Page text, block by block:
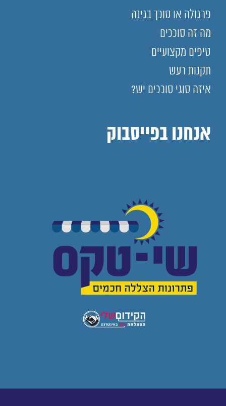
פרגולה או סוכך בגינה
מה זה סוככים
טיפים מקצועיים
תקנות רעש
איזה סוגי סוככים יש?
אנחנו בפייסבוק